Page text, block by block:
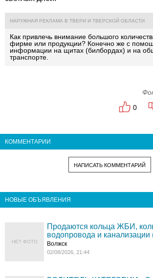
НАРУЖНАЯ РЕКЛАМА В ТВЕРИ И ТВЕРСКОЙ ОБЛАСТИ
Как привлечь внимание большого
фирме или продукции? Конечно же с
информации на щитах (билбордах) и на
транспорте.
0
КОММЕНТАРИИ
НАПИСАТЬ КОММЕНТАРИЙ
НОВЫЕ ОБЪЯВЛЕНИЯ
НЕТ ФОТО
Продаются кольца ЖБИ,
водопровода и канализации
Волжск
02/08/2026, 21:44